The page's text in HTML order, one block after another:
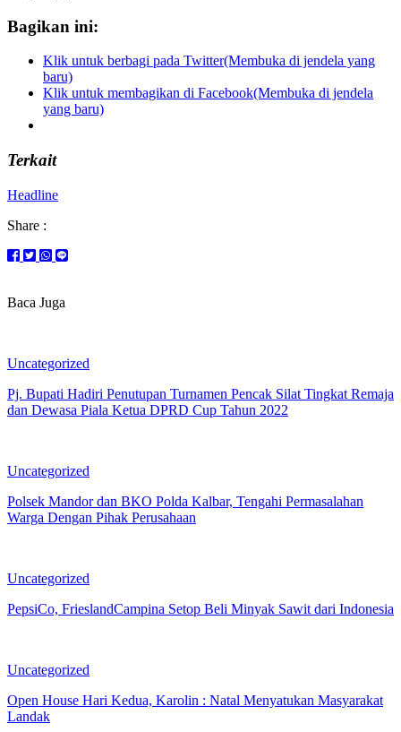
Bagikan ini:
Klik untuk berbagi pada Twitter(Membuka di jendela yang
baru)
Klik untuk membagikan di Facebook(Membuka di jendela
yang baru)
Terkait
Headline
Share :
Baca Juga
Uncategorized
Pj. Bupati Hadiri Penutupan Turnamen Pencak Silat Tingkat Remaja
dan Dewasa Piala Ketua DPRD Cup Tahun 2022
Uncategorized
Polsek Mandor dan BKO Polda Kalbar, Tengahi Permasalahan
Warga Dengan Pihak Perusahaan
Uncategorized
PepsiCo, FrieslandCampina Setop Beli Minyak Sawit dari Indonesia
Uncategorized
Open House Hari Kedua, Karolin : Natal Menyatukan Masyarakat
Landak